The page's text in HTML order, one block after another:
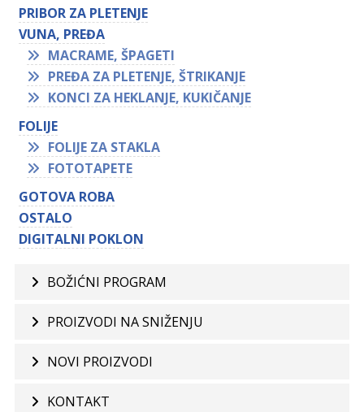
PRIBOR ZA PLETENJE
VUNA, PREĐA
MACRAME, ŠPAGETI
PREĐA ZA PLETENJE, ŠTRIKANJE
KONCI ZA HEKLANJE, KUKIČANJE
FOLIJE
FOLIJE ZA STAKLA
FOTOTAPETE
GOTOVA ROBA
OSTALO
DIGITALNI POKLON
BOŽIĆNI PROGRAM
PROIZVODI NA SNIŽENJU
NOVI PROIZVODI
KONTAKT